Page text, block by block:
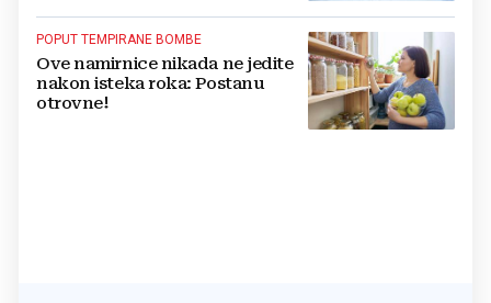
POPUT TEMPIRANE BOMBE
Ove namirnice nikada ne jedite
nakon isteka roka: Postanu
otrovne!